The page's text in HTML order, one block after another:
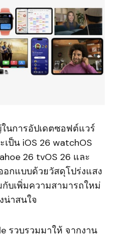
นการอัปเดตซอฟต์แวร์
ป็น iOS 26 watchOS
26 tvOS 26 และ
อกแบบด้วยวัสดุโปร่งแสง
บเพิ่มความสามารถใหม่
น่าสนใจ
รวบรวมมาให้ จากงาน